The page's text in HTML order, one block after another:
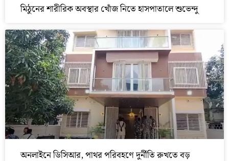
মিঠুনের শারীরিক অবস্থার খোঁজ নিতে হাসপাতালে শুভেন্দু
অনলাইনে ডিসিআর, পাথর পরিবহণে দুর্নীতি রুখতে বড়